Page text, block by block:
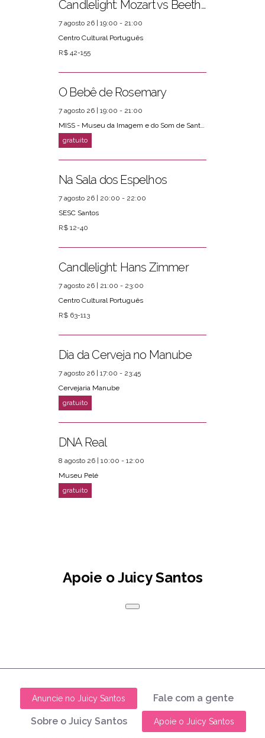
Candlelight: Mozart vs Beethoven
7 agosto 26 | 19:00 - 21:00
Centro Cultural Português
R$ 42-155
O Bebê de Rosemary
7 agosto 26 | 19:00 - 21:00
MISS - Museu da Imagem e do Som de Santos
Na Sala dos Espelhos
7 agosto 26 | 20:00 - 22:00
SESC Santos
R$ 12-40
Candlelight: Hans Zimmer
7 agosto 26 | 21:00 - 23:00
Centro Cultural Português
R$ 63-113
Dia da Cerveja no Manube
7 agosto 26 | 17:00 - 23:45
Cervejaria Manube
DNA Real
8 agosto 26 | 10:00 - 12:00
Museu Pelé
Apoie o Juicy Santos
Anuncie no Juicy Santos Fale com a gente
Sobre o Juicy Santos Apoie o Juicy Santos